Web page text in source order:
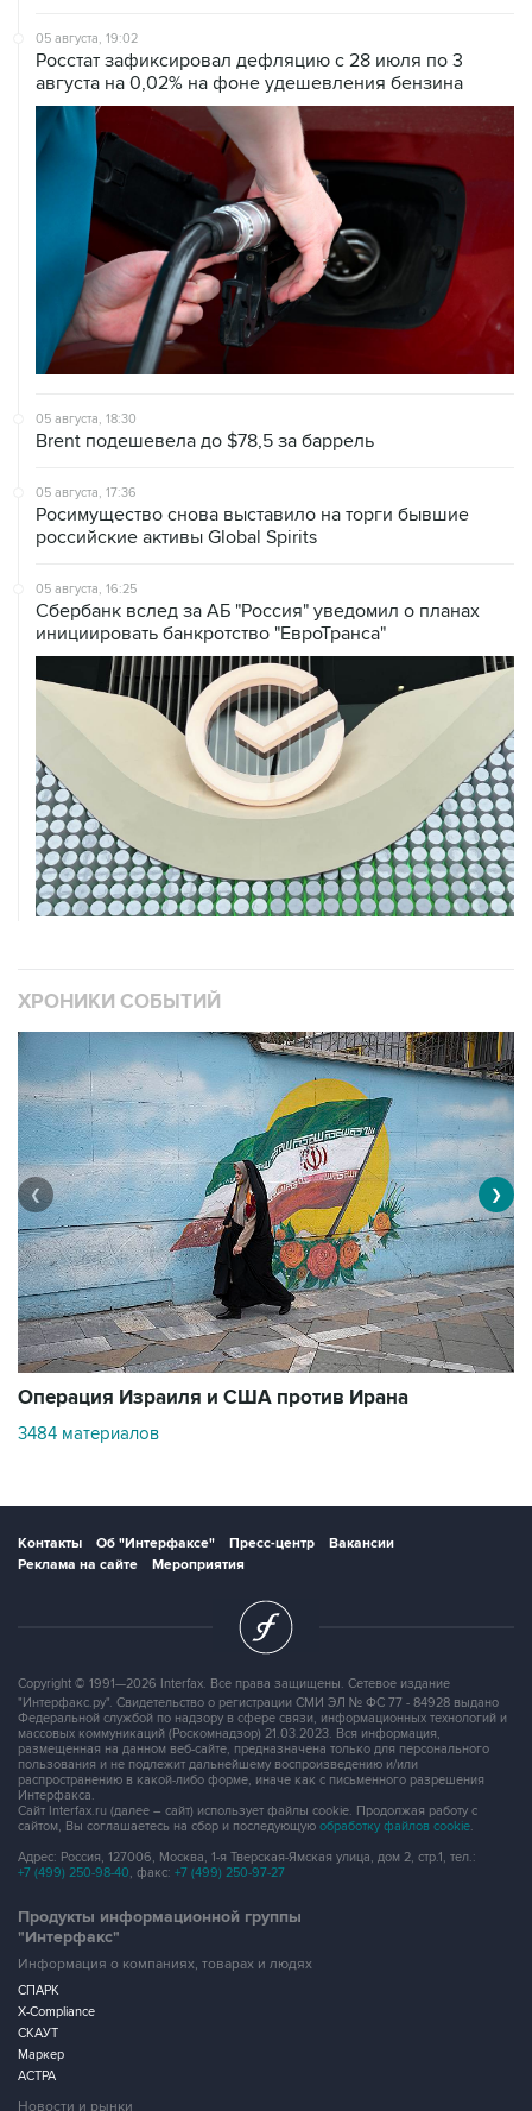
05 августа, 19:02
Росстат зафиксировал дефляцию с 28 июля по 3
августа на 0,02% на фоне удешевления бензина
05 августа, 18:30
Brent подешевела до $78,5 за баррель
05 августа, 17:36
Росимущество снова выставило на торги бывшие
российские активы Global Spirits
05 августа, 16:25
Сбербанк вслед за АБ "Россия" уведомил о планах
инициировать банкротство "ЕвроТранса"
ХРОНИКИ СОБЫТИЙ
Операция Израиля и США против Ирана
3484 материалов
❮ ❯
Контакты Об "Интерфаксе" Пресс-центр
Вакансии
Реклама на сайте
Мероприятия
Copyright © 1991—2026 Interfax. Все права защищены. Сетевое издание
"Интерфакс.ру". Свидетельство о регистрации СМИ ЭЛ № ФС 77 - 84928 выдано
Федеральной службой по надзору в сфере связи, информационных технологий и
массовых коммуникаций (Роскомнадзор) 21.03.2023. Вся информация,
размещенная на данном веб-сайте, предназначена только для персонального
пользования и не подлежит дальнейшему воспроизведению и/или
распространению в какой-либо форме, иначе как с письменного разрешения
Интерфакса.
Сайт Interfax.ru (далее – сайт) использует файлы cookie. Продолжая работу с
сайтом, Вы соглашаетесь на сбор и последующую обработку файлов cookie.
Адрес: Россия, 127006, Москва, 1-я Тверская-Ямская улица, дом 2, стр.1, тел.:
+7 (499) 250-98-40, факс: +7 (499) 250-97-27
Продукты информационной группы
"Интерфакс"
Информация о компаниях, товарах и людях
СПАРК
X-Compliance
СКАУТ
Маркер
АСТРА
Новости и рынки